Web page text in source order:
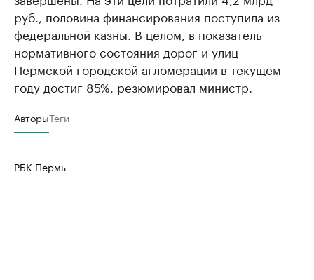
руб., половина финансирования поступила из
федеральной казны. В целом, в показатель
нормативного состояния дорог и улиц
Пермской городской агломерации в текущем
году достиг 85%, резюмировал министр.
АвторыТеги
РБК Пермь